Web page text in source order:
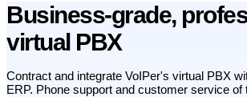
Business-grade,
virtual PBX
Contract and integrate VoIPer's virtual PBX
ERP. Phone support and customer service of